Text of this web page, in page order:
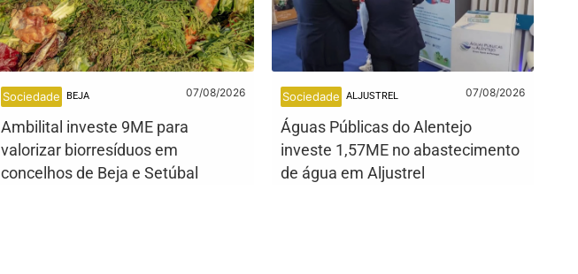
Sociedade BEJA 07/08/2026
Ambilital investe 9ME para
valorizar biorresíduos em
concelhos de Beja e Setúbal
Sociedade ALJUSTREL 07/08/2026
Águas Públicas do Alentejo
investe 1,57ME no abastecimento
de água em Aljustrel